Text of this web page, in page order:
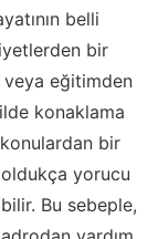
belli
bir
veya eğitimden
konaklama
bir
yorucu
Bu sebeple,